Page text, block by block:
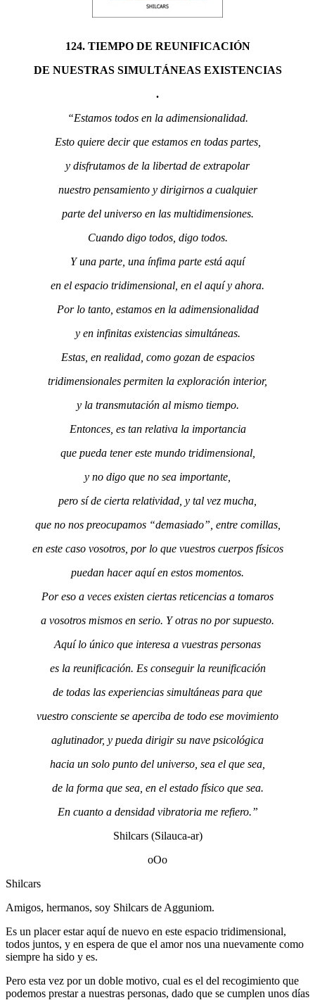
124. TIEMPO DE REUNIFICACIÓN
DE NUESTRAS SIMULTÁNEAS EXISTENCIAS
.
“Estamos todos en la adimensionalidad.
Esto quiere decir que estamos en todas partes,
y disfrutamos de la libertad de extrapolar
nuestro pensamiento y dirigirnos a cualquier
parte del universo en las multidimensiones.
Cuando digo todos, digo todos.
Y una parte, una ínfima parte está aquí
en el espacio tridimensional, en el aquí y ahora.
Por lo tanto, estamos en la adimensionalidad
y en infinitas existencias simultáneas.
Estas, en realidad, como gozan de espacios
tridimensionales permiten la exploración interior,
y la transmutación al mismo tiempo.
Entonces, es tan relativa la importancia
que pueda tener este mundo tridimensional,
y no digo que no sea importante,
pero sí de cierta relatividad, y tal vez mucha,
que no nos preocupamos “demasiado”, entre comillas,
en este caso vosotros, por lo que vuestros cuerpos físicos
puedan hacer aquí en estos momentos.
Por eso a veces existen ciertas reticencias a tomaros
a vosotros mismos en serio. Y otras no por supuesto.
Aquí lo único que interesa a vuestras personas
es la reunificación. Es conseguir la reunificación
de todas las experiencias simultáneas para que
vuestro consciente se aperciba de todo ese movimiento
aglutinador, y pueda dirigir su nave psicológica
hacia un solo punto del universo, sea el que sea,
de la forma que sea, en el estado físico que sea.
En cuanto a densidad vibratoria me refiero.”
Shilcars (Silauca-ar)
oOo
Shilcars
Amigos, hermanos, soy Shilcars de Agguniom.
Es un placer estar aquí de nuevo en este espacio tridimensional,
todos juntos, y en espera de que el amor nos una nuevamente como
siempre ha sido y es.
Pero esta vez por un doble motivo, cual es el del recogimiento que
podemos prestar a nuestras personas, dado que se cumplen unos días